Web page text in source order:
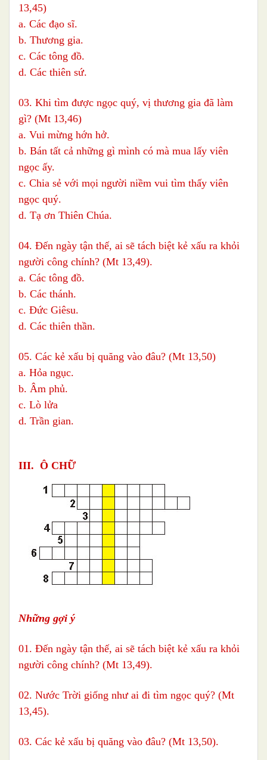
13,45)
a. Các đạo sĩ.
b. Thương gia.
c. Các tông đồ.
d. Các thiên sứ.
03. Khi tìm được ngọc quý, vị thương gia đã làm
gì? (Mt 13,46)
a. Vui mừng hớn hở.
b. Bán tất cả những gì mình có mà mua lấy viên
ngọc ấy.
c. Chia sẻ với mọi người niềm vui tìm thấy viên
ngọc quý.
d. Tạ ơn Thiên Chúa.
04. Đến ngày tận thế, ai sẽ tách biệt kẻ xấu ra khỏi
người công chính? (Mt 13,49).
a. Các tông đồ.
b. Các thánh.
c. Đức Giêsu.
d. Các thiên thần.
05. Các kẻ xấu bị quăng vào đâu? (Mt 13,50)
a. Hỏa ngục.
b. Âm phủ.
c. Lò lửa
d. Trần gian.
III. Ô CHỮ
Những gợi ý
01. Đến ngày tận thế, ai sẽ tách biệt kẻ xấu ra khỏi
người công chính? (Mt 13,49).
02. Nước Trời giống như ai đi tìm ngọc quý? (Mt
13,45).
03. Các kẻ xấu bị quăng vào đâu? (Mt 13,50).